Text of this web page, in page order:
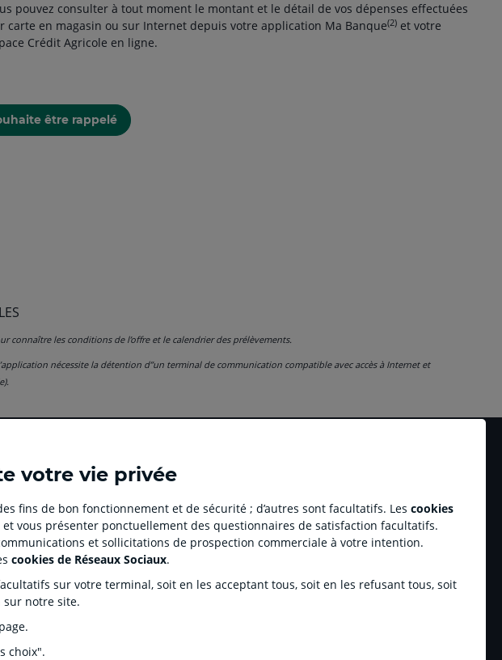
votre vie privée
fins de bon fonctionnement et de sécurité ; d’autres sont facultatifs. Les cookies
vous présenter ponctuellement des questionnaires de satisfaction facultatifs.
et sollicitations de prospection commerciale à votre intention.
cookies de Réseaux Sociaux.
sur votre terminal, soit en les acceptant tous, soit en les refusant tous, soit
sur notre site.
choix".
pouvez consulter à tout moment le montant et le détail de vos dépenses eﬀectuées
carte en magasin ou sur Internet depuis votre application Ma Banque(2)et votre
Crédit Agricole en ligne.
être rappelé
connaître les conditions de l’oﬀre et le calendrier des prélèvements.
nécessite la détention d’’un terminal de communication compatible avec accès à Internet et
Ouvert
dans
un
nouvel
onglet
:
aller
sur
page
Ouvert
dans
un
nouvel
onglet
:
Aller
sur
en ligne
Square
télésurveillance
Réseau professionnel Youzful
Partenariats sportifs
Accessibilité numérique du site